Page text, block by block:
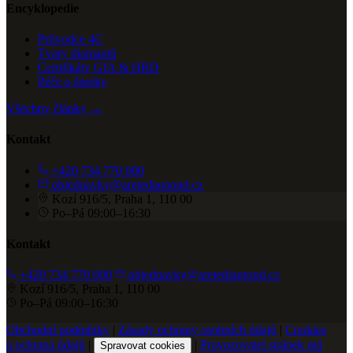
Encyklopedie
Průvodce 4C
Tvary diamantů
Certifikáty GIA & HRD
Péče o šperky
Všechny články →
Kontakt
+420 734 770 000
objednavky@aretediamond.cz
Kozí 916/5, Praha 1, 110 00
Po–Pá 09:00–16:30
Kontakt
+420 734 770 000
objednavky@aretediamond.cz
Kozí 916/5, Praha 1, 110 00
Po–Pá 09:00–16:30
Obchodní podmínky | Zásady ochrany osobních údajů | Cookies
a ochrana údajů | Spravovat cookies | Provozovatel stránek má